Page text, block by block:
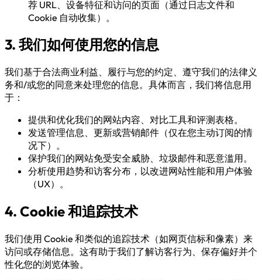
荐 URL、设备特征和访问的页面（通过日志文件和
Cookie 自动收集）。
3. 我们如何使用您的信息
我们基于合法商业利益、履行与您的约定、遵守我们的法律义
务和/或您的同意来处理您的信息。具体而言，我们将信息用
于：
提供和优化我们的网站内容、对比工具和评测表格。
发送管理信息、更新或营销邮件（仅在您主动订阅的情
况下）。
保护我们的网站免受安全威胁、垃圾邮件和恶意滥用。
分析使用趋势和访客分布，以改进网站性能和用户体验
（UX）。
4. Cookie 和追踪技术
我们使用 Cookie 和类似的追踪技术（如网页信标和像素）来
访问或存储信息。这有助于我们了解访客行为、保存偏好并个
性化您的浏览体验。